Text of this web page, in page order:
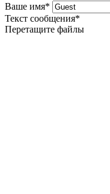
Ваше имя*
Текст сообщения*
Перетащите файлы